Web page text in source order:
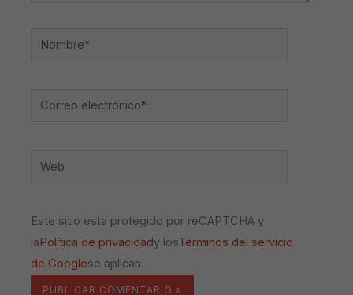
Nombre*
Correo
Web
Este sitio esta protegido por reCAPTCHA y
laPolítica de privacidady losTérminos del servicio
de Googlese aplican.